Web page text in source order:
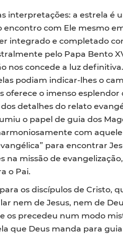
interpretações: a estrela é
com Ele mesmo
integrado e completado
pelo Papa Bento
concede a luz
podiam indicar-lhes o
o imenso esplendor
detalhes do relato
o papel de guia dos
com
para encontrar
missão de
o Pai.
os discípulos de Cristo,
nem de Jesus, nem de
precedeu num modo
que Deus manda para